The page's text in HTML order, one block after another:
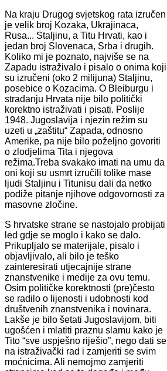
Na kraju Drugog svjetskog rata izručen
je velik broj Kozaka, Ukrajinaca,
Rusa... Staljinu, a Titu Hrvati, kao i
jedan broj Slovenaca, Srba i drugih.
Koliko mi je poznato, najviše se na
Zapadu istraživalo i pisalo o onima koji
su izručeni (oko 2 milijuna) Staljinu,
posebice o Kozacima. O Bleiburgu i
stradanju Hrvata nije bilo politički
korektno istraživati i pisati. Poslije
1948. Jugoslavija i njezin režim su
uzeti u „zaštitu“ Zapada, odnosno
Amerike, pa nije bilo poželjno govoriti
o zlodjelima Tita i njegova
režima.Treba svakako imati na umu da
oni koji su usmrt izručili tolike mase
ljudi Staljinu i Titunisu dali da netko
podiže pitanje njihove odgovornosti za
masovne zločine.
S hrvatske strane se nastojalo probijati
led gdje se moglo i kako se dalo.
Prikupljalo se materijale, pisalo i
objavljivalo, ali bilo je teško
zainteresirati utjecajnije strane
znanstvenike i medije za ovu temu.
Osim političke korektnosti (pre)često
se radilo o lijenosti i udobnosti kod
društvenih znanstvenika i novinara.
Lakše je bilo šetati Jugoslavijom, biti
ugošćen i mlatiti praznu slamu kako je
Tito “sve uspješno riješio”, nego dati se
na istraživački rad i zamjeriti se svim
moćnicima. Ali nemojmo zamjeriti